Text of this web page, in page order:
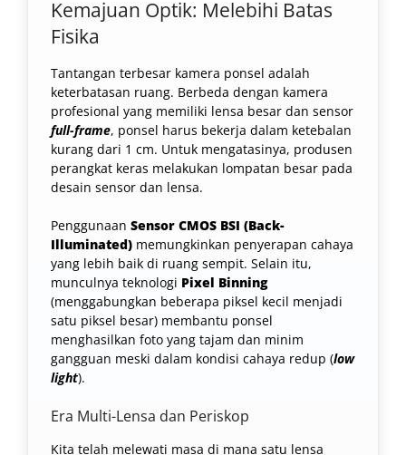
Kemajuan Optik: Melebihi Batas
Fisika
Tantangan terbesar kamera ponsel adalah
keterbatasan ruang. Berbeda dengan kamera
profesional yang memiliki lensa besar dan sensor
full-frame, ponsel harus bekerja dalam ketebalan
kurang dari 1 cm. Untuk mengatasinya, produsen
perangkat keras melakukan lompatan besar pada
desain sensor dan lensa.
Penggunaan Sensor CMOS BSI (Back-
Illuminated) memungkinkan penyerapan cahaya
yang lebih baik di ruang sempit. Selain itu,
munculnya teknologi Pixel Binning
(menggabungkan beberapa piksel kecil menjadi
satu piksel besar) membantu ponsel
menghasilkan foto yang tajam dan minim
gangguan meski dalam kondisi cahaya redup (low
light).
Era Multi-Lensa dan Periskop
Kita telah melewati masa di mana satu lensa